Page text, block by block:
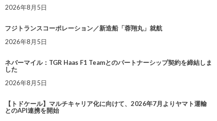
2026年8月5日
フジトランスコーポレーション／新造船「蓉翔丸」就航
2026年8月5日
ネバーマイル：TGR Haas F1 Teamとのパートナーシップ契約を締結しま
した
2026年8月5日
【トドケール】マルチキャリア化に向けて、2026年7月よりヤマト運輸
とのAPI連携を開始